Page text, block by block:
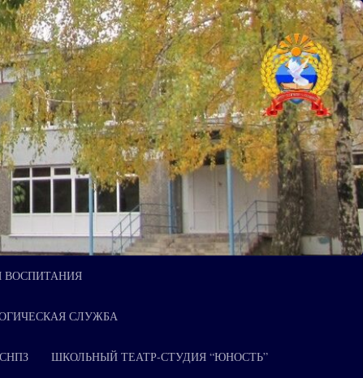
ВОСПИТАНИЯ
СЛУЖБА
ШКОЛЬНЫЙ ТЕАТР-СТУДИЯ “ЮНОСТЬ”